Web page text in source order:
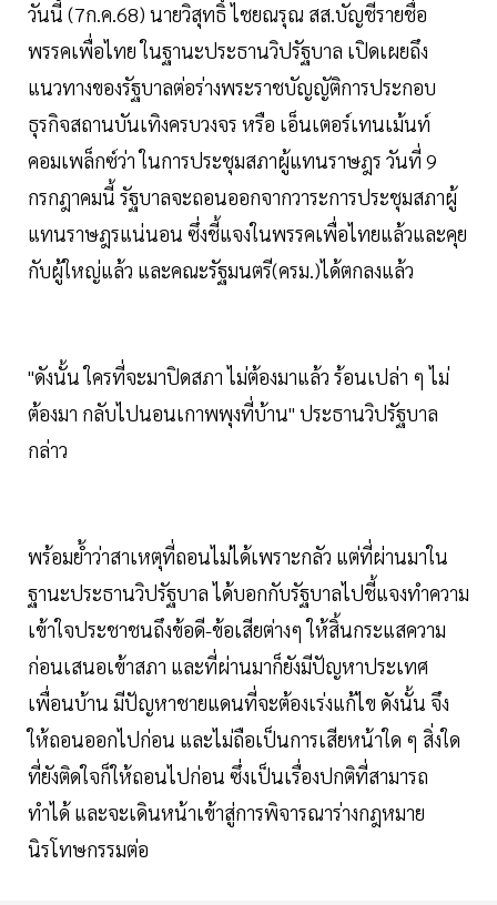
วันนี้ (7ก.ค.68) นายวิสุทธิ์ ไชยณรุณ สส.บัญชีรายชื่อ
พรรคเพื่อไทย ในฐานะประธานวิปรัฐบาล เปิดเผยถึง
แนวทางของรัฐบาลต่อร่างพระราชบัญญัติการประกอบ
ธุรกิจสถานบันเทิงครบวงจร หรือ เอ็นเตอร์เทนเม้นท์
คอมเพล็กซ์ว่า ในการประชุมสภาผู้แทนราษฎร วันที่ 9
กรกฎาคมนี้ รัฐบาลจะถอนออกจากวาระการประชุมสภาผู้
แทนราษฎรแน่นอน ซึ่งชี้แจงในพรรคเพื่อไทยแล้วและคุย
กับผู้ใหญ่แล้ว และคณะรัฐมนตรี(ครม.)ได้ตกลงแล้ว
"ดังนั้น ใครที่จะมาปิดสภา ไม่ต้องมาแล้ว ร้อนเปล่า ๆ ไม่
ต้องมา กลับไปนอนเกาพพุงที่บ้าน" ประธานวิปรัฐบาล
กล่าว
พร้อมย้ำว่าสาเหตุที่ถอนไม่ได้เพราะกลัว แต่ที่ผ่านมาใน
ฐานะประธานวิปรัฐบาล ได้บอกกับรัฐบาลไปชี้แจงทำความ
เข้าใจประชาชนถึงข้อดี-ข้อเสียต่างๆ ให้สิ้นกระแสความ
ก่อนเสนอเข้าสภา และที่ผ่านมาก็ยังมีปัญหาประเทศ
เพื่อนบ้าน มีปัญหาชายแดนที่จะต้องเร่งแก้ไข ดังนั้น จึง
ให้ถอนออกไปก่อน และไม่ถือเป็นการเสียหน้าใด ๆ สิ่งใด
ที่ยังติดใจก็ให้ถอนไปก่อน ซึ่งเป็นเรื่องปกติที่สามารถ
ทำได้ และจะเดินหน้าเข้าสู่การพิจารณาร่างกฎหมาย
นิรโทษกรรมต่อ